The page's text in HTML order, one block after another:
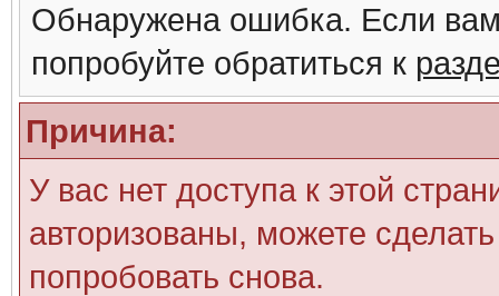
Обнаружена ошибка. Если
попробуйте обратиться к
Причина:
У вас нет доступа к этой
авторизованы, можете
попробовать снова.